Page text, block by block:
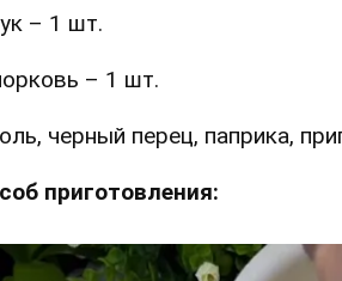
– 1 шт.
– 1 шт.
черный перец, паприка,
приготовления: